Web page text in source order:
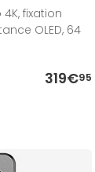
fixation
OLED, 64
319€95